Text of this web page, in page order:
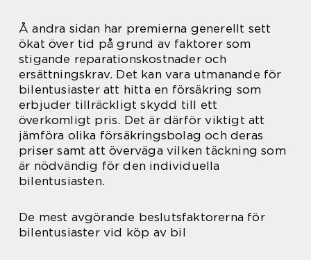
Å andra sidan har premierna generellt sett
ökat över tid på grund av faktorer som
stigande reparationskostnader och
ersättningskrav. Det kan vara utmanande för
bilentusiaster att hitta en försäkring som
erbjuder tillräckligt skydd till ett
överkomligt pris. Det är därför viktigt att
jämföra olika försäkringsbolag och deras
priser samt att överväga vilken täckning som
är nödvändig för den individuella
bilentusiasten.
De mest avgörande beslutsfaktorerna för
bilentusiaster vid köp av bil